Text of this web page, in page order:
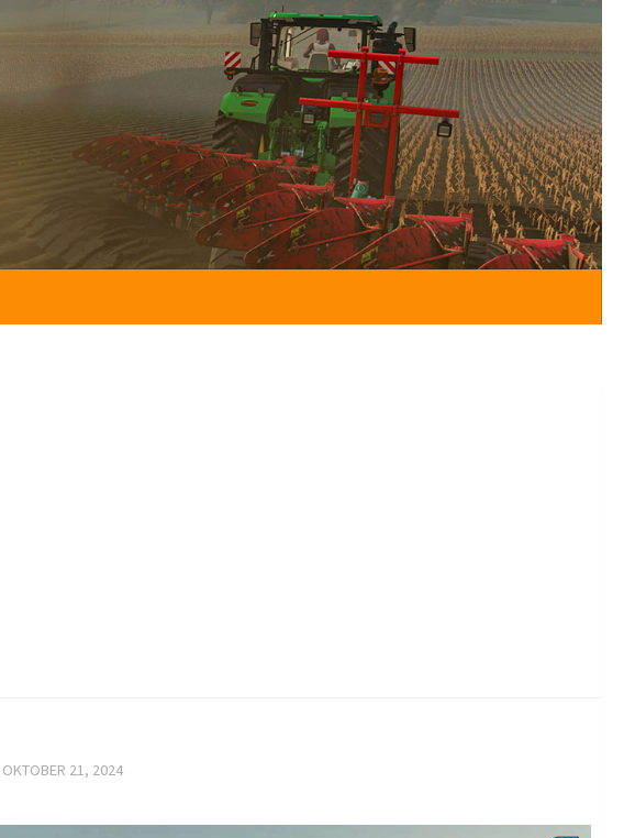
OKTOBER 21, 2024